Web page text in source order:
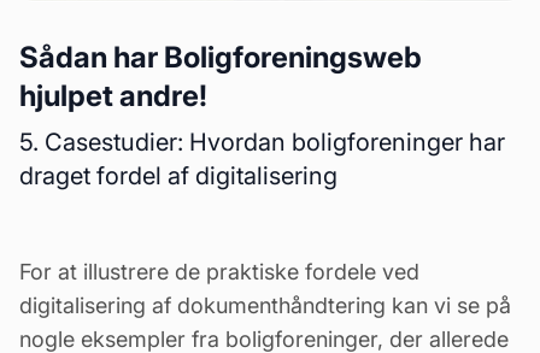
Sådan har Boligforeningsweb
hjulpet andre!
5. Casestudier: Hvordan boligforeninger har
draget fordel af digitalisering
For at illustrere de praktiske fordele ved
digitalisering af dokumenthåndtering kan vi se på
nogle eksempler fra boligforeninger, der allerede